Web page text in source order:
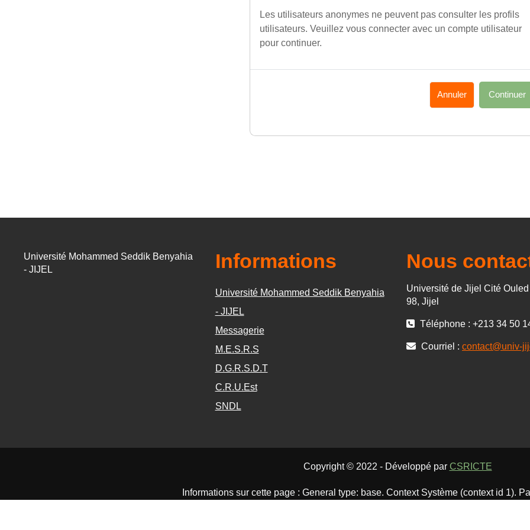
Les utilisateurs anonymes ne peuvent pas consulter les profils
utilisateurs. Veuillez vous connecter avec un compte utilisateur
pour continuer.
Annuler Continuer
Université Mohammed Seddik Benyahia
- JIJEL
Informations
Université Mohammed Seddik Benyahia
- JIJEL
Messagerie
M.E.S.R.S
D.G.R.S.D.T
C.R.U.Est
SNDL
Nous
Université de Jijel Cité
98, Jijel
Téléphone : +213 34 50
Courriel : contact@univ-
Copyright © 2022 - Développé par CSRICTE
Informations sur cette page : General type: base. Context Système (context id 1).